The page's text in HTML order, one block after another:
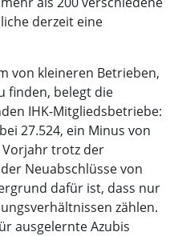
derzeit eine
von kleineren Betrieben,
finden, belegt die
IHK-Mitgliedsbetriebe:
27.524, ein Minus von
Vorjahr trotz der
Neuabschlüsse von
dafür ist, dass nur
zählen.
ausgelernte Azubis